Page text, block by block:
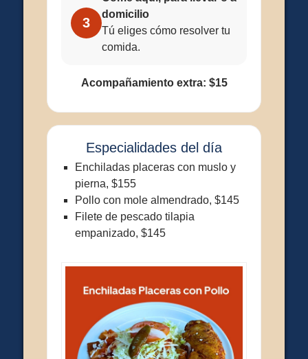
3
domicilio
Tú eliges cómo resolver tu
comida.
Acompañamiento extra: $15
Especialidades del día
Enchiladas placeras con muslo y
pierna, $155
Pollo con mole almendrado, $145
Filete de pescado tilapia
empanizado, $145